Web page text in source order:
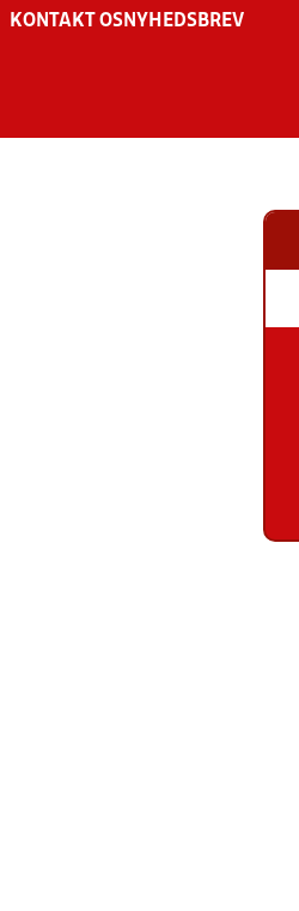
KONTAKT OS NYHEDSBREV